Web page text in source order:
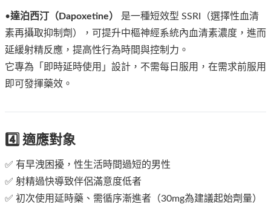
•達泊西汀（Dapoxetine）
是一種短效型 SSRI（選擇性血清
素再攝取抑制劑），可提升中樞神經系統內血清素濃度，進而
延緩射精反應，提高性行為時間與控制力。
它專為「即時延時使用」設計，不需每日服用，在需求前服用
即可發揮藥效。
4️⃣ 適應對象
✅ 有早洩困擾，性生活時間過短的男性
✅ 射精過快導致伴侶滿意度低者
✅ 初次使用延時藥、需循序漸進者（30mg為建議起始劑量）